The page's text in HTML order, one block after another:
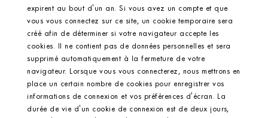
expirent au bout d'un an. Si vous avez un compte et que
vous vous connectez sur ce site, un cookie temporaire sera
créé afin de déterminer si votre navigateur accepte les
cookies. Il ne contient pas de données personnelles et sera
supprimé automatiquement à la fermeture de votre
navigateur. Lorsque vous vous connecterez, nous mettrons en
place un certain nombre de cookies pour enregistrer vos
informations de connexion et vos préférences d'écran. La
durée de vie d'un cookie de connexion est de deux jours,